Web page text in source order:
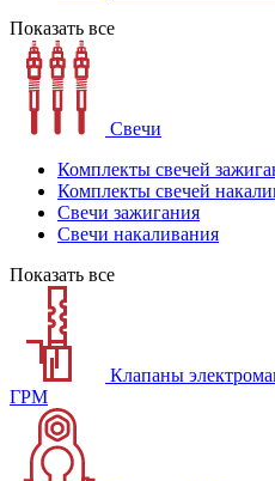
Показать все
Свечи
Комплекты свечей
Комплекты свечей
Свечи зажигания
Свечи накаливания
Показать все
Клапаны
ГРМ